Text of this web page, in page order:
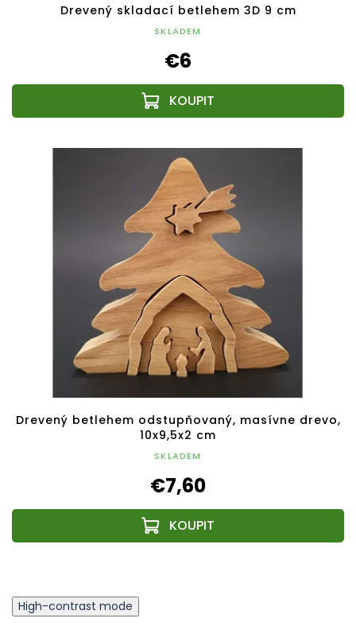
Drevený skladací betlehem 3D 9 cm
SKLADEM
€6
Drevený betlehem odstupňovaný, masívne drevo,
10x9,5x2 cm
SKLADEM
€7,60
High-contrast mode